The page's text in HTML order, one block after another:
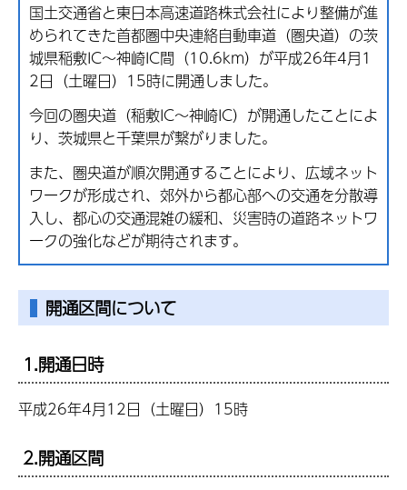
国土交通省と東日本高速道路株式会社により整備が進
められてきた首都圏中央連絡自動車道（圏央道）の茨
城県稲敷IC～神崎IC間（10.6km）が平成26年4月1
2日（土曜日）15時に開通しました。
今回の圏央道（稲敷IC～神崎IC）が開通したことによ
り、茨城県と千葉県が繋がりました。
また、圏央道が順次開通することにより、広域ネット
ワークが形成され、郊外から都心部への交通を分散導
入し、都心の交通混雑の緩和、災害時の道路ネットワ
ークの強化などが期待されます。
開通区間について
1.開通日時
平成26年4月12日（土曜日）15時
2.開通区間